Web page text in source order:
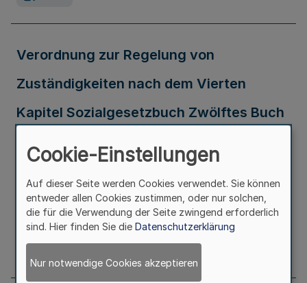
Verordnung zur Regelung von
Zuständigkeiten nach dem Vierten
Kapitel Sozialgesetzbuch Zwölftes Buch
Ausfertigungsdatum 02.01.2013
Cookie-Einstellungen
Auf dieser Seite werden Cookies verwendet. Sie können
entweder allen Cookies zustimmen, oder nur solchen,
die für die Verwendung der Seite zwingend erforderlich
sind. Hier finden Sie die Datenschutzerklärung
Nur notwendige Cookies akzeptieren